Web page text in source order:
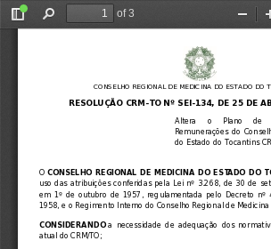
Toggle
Find
of 3
Zoom
CONSELHO REGIONAL DE MEDICINA DO ESTADO DO
RESOLUÇÃO CRM-TO Nº SEI-134, DE 25 DE
Altera   o   Plano   de
Remunerações do
do Estado do Tocantins
O CONSELHO REGIONAL DE MEDICINA DO ESTADO DO
uso das atribuições conferidas pela Lei nº 3.268, de 30 de
em  1º  de  outubro  de  1957,  regulamentada  pelo  Decreto  nº
1958, e o Regimento Interno do Conselho Regional de
CONSIDERANDO a  necessidade  de  adequação  dos
atual do CRM/TO;